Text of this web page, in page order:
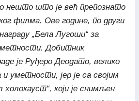
нешто што је већ препознато
филма. Ове године, по други
„Бела Лугоши“ за
Добитник
је Руђеро Деодато, велико
уметности, јер је са својим
који је снимљен